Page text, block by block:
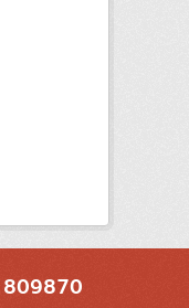
809870